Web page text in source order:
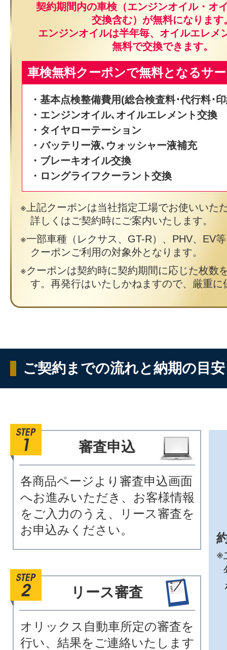
契約期間内の車検（エンジンオイル・オ
交換含む）が無料になります
エンジンオイルは半年毎、オイルエレメ
無料で交換できます。
車検無料クーポンで無料となるサ
・基本点検整備費用(総合検査料･代行料･
・エンジンオイル､オイルエレメント交換
・タイヤローテーション
・バッテリー液､ウォッシャー液補充
・ブレーキオイル交換
・ロングライフクーラント交換
上記クーポンは当社指定工場でお使いいた
詳しくはご契約時にご案内いたします。
一部車種（レクサス、GT-R）、PHV、EV
クーポンご利用の対象外となります。
クーポンは契約時に契約期間に応じた枚数
す。再発行はいたしかねますので、厳重に
ご契約までの流れと納期の目安
審査申込
各商品ページより審査申込画面
へお進みいただき、お客様情報
をご入力のうえ、リース審査を
お申込みください。
リース審査
オリックス自動車所定の審査を
行い、結果をご連絡いたします
※